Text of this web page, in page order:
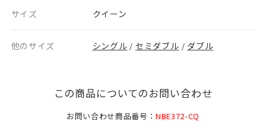
サイズ クイーン
他のサイズ シングル / セミダブル / ダブル
この商品についてのお問い合わせ
お問い合わせ商品番号：NBE372-CQ